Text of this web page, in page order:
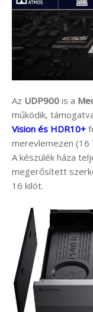
Az UDP900 is a
működik,
Vision és HDR10+
merevlemezen (16
A készülék háza
megerősített
16 kilót.